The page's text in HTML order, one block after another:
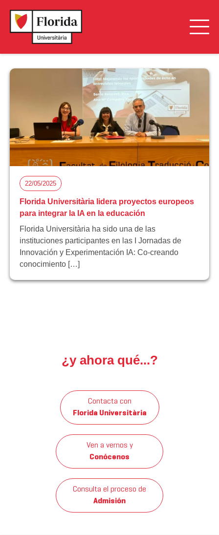
22/05/2025
Florida Universitària lidera proyectos europeos
para integrar la IA en la educación
Florida Universitària ha sido una de las
instituciones participantes en las I Jornadas de
Innovación y Experimentación IA: Co-creando
conocimiento […]
¿y ahora qué...?
Contacta con
Florida Universitària
Ven a vernos y
Conócenos
Consulta el proceso de
Admisión